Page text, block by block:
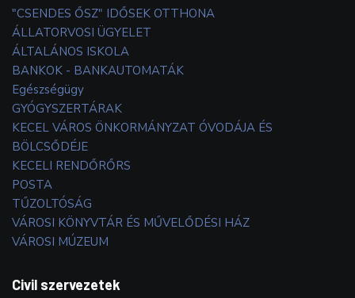
"CSENDES ŐSZ" IDŐSEK OTTHONA
ÁLLATORVOSI ÜGYELET
ÁLTALÁNOS ISKOLA
BANKOK - BANKAUTOMATÁK
Egészségügy
GYÓGYSZERTÁRAK
KECEL VÁROS ÖNKORMÁNYZAT ÓVODÁJA ÉS
BÖLCSŐDÉJE
KECELI RENDŐRŐRS
POSTA
TŰZOLTÓSÁG
VÁROSI KÖNYVTÁR ÉS MŰVELŐDÉSI HÁZ
VÁROSI MÚZEUM
Civil szervezetek